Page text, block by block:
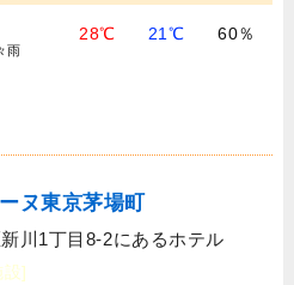
雨
28℃ 21℃ 60％
ヌ東京茅場町
川1丁目8-2にあるホテル
設]